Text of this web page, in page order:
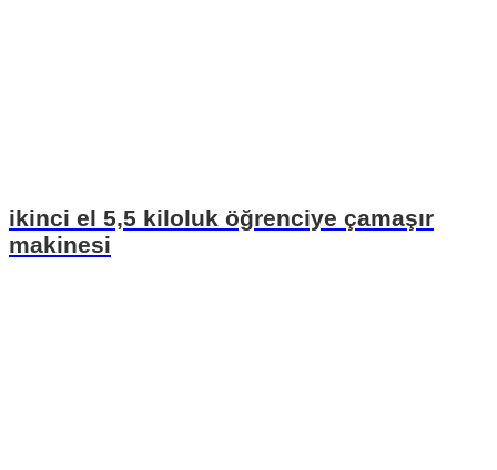
ikinci el 5,5 kiloluk öğrenciye çamaşır
makinesi